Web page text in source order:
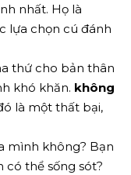
nhất. Họ là
lựa chọn cú đánh
thứ cho bản thân
khó khăn. không
là một thất bại,
mình không? Bạn
có thể sống sót?